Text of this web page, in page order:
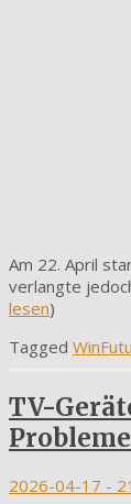
Am 22. April
verlangte
lesen)
Tagged
TV-
2026-04-17 -